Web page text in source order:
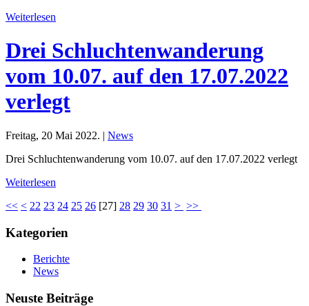
Weiterlesen
Drei Schluchtenwanderung
vom 10.07. auf den 17.07.2022
verlegt
Freitag, 20 Mai 2022. | News
Drei Schluchtenwanderung vom 10.07. auf den 17.07.2022 verlegt
Weiterlesen
<< < 22 23 24 25 26 [27] 28 29 30 31 > >>
Kategorien
Berichte
News
Neuste Beiträge